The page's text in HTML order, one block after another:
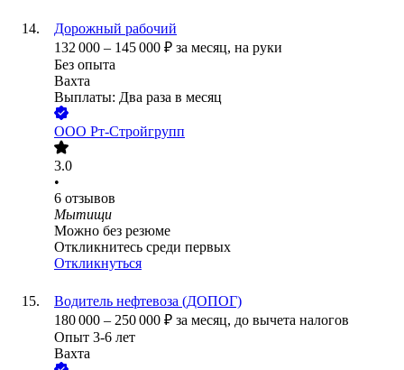
Дорожный рабочий
132 000 – 145 000 ₽ за месяц, на руки
Без опыта
Вахта
Выплаты: Два раза в месяц
ООО Рт-Стройгрупп
3.0
•
6 отзывов
Мытищи
Можно без резюме
Откликнитесь среди первых
Откликнуться
Водитель нефтевоза (ДОПОГ)
180 000 – 250 000 ₽ за месяц, до вычета налогов
Опыт 3-6 лет
Вахта